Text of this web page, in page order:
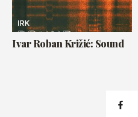
Ivar Roban Križić: Sound